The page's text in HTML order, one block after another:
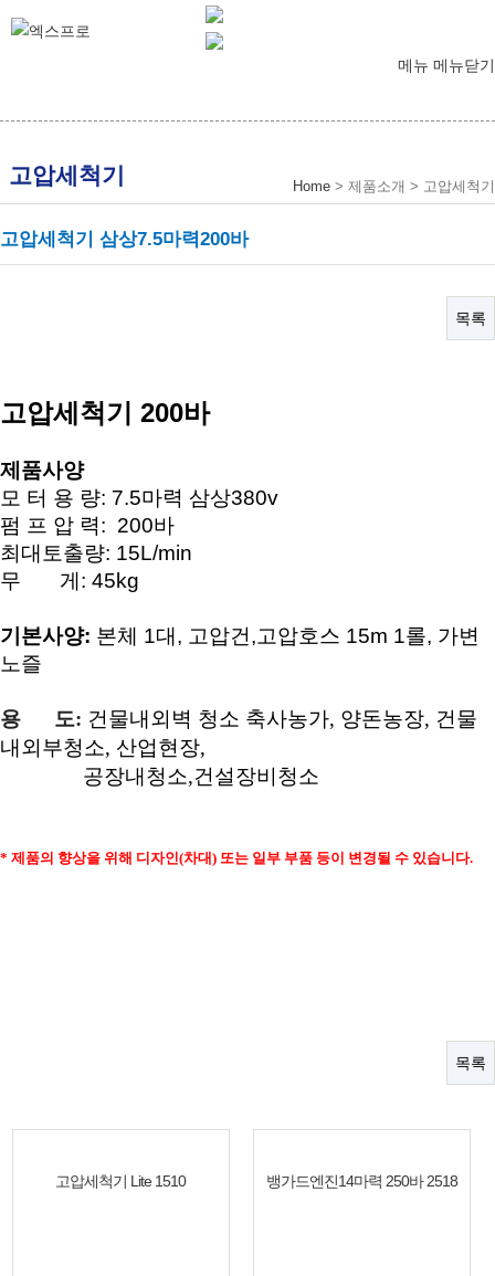
메뉴 메뉴닫기
고압세척기 Home > 제품소개 > 고압세척기
고압세척기 삼상7.5마력200바
목록
고압세척기 200바
제품사양
모 터 용 량: 7.5마력 삼상380v
펌 프 압 력: 200바
최대토출량: 15L/min
무 게: 45kg
기본사양: 본체 1대, 고압건,고압호스 15m 1롤, 가변
노즐
용 도: 건물내외벽 청소 축사농가, 양돈농장, 건물
내외부청소, 산업현장,
공장내청소,건설장비청소
* 제품의 향상을 위해 디자인(차대) 또는 일부 부품 등이 변경될 수 있습니다.
목록
고압세척기 Lite 1510 뱅가드엔진14마력 250바 2518